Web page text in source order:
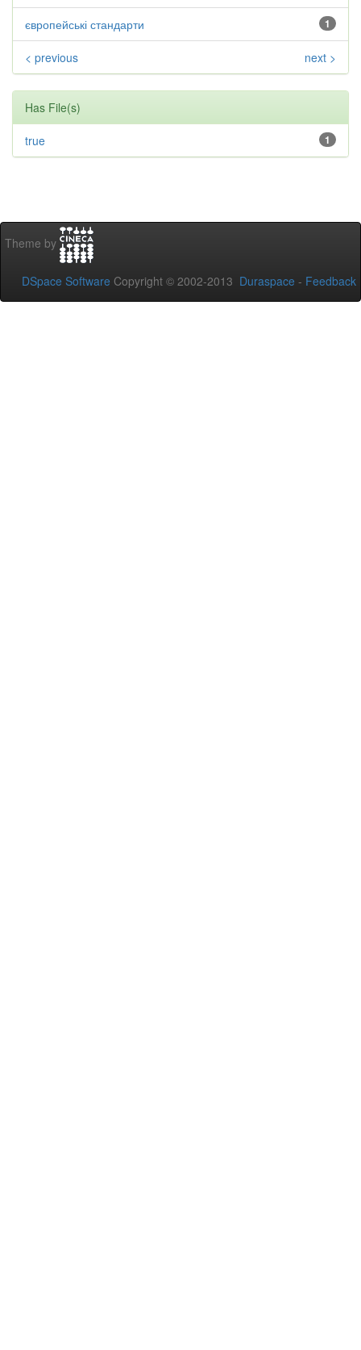
1
європейські стандарти
< previous next >
Has File(s)
1
true
Theme by
DSpace Software Copyright © 2002-2013 Duraspace - Feedback